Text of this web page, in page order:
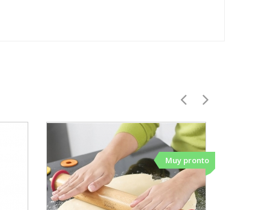
Muy pronto